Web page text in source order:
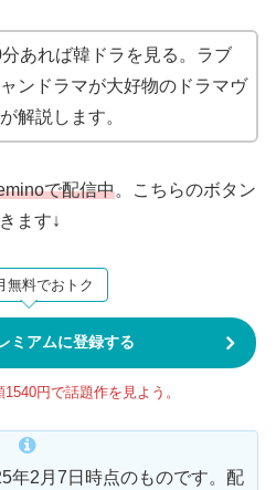
あれば韓ドラを見る。ラブ
ンドラマが大好物のドラマヴ
解説します。
で配信中。こちらのボタン
ます↓
無料でおトク
ミアムに登録する
円で話題作を見よう。
年2月7日時点のものです。配